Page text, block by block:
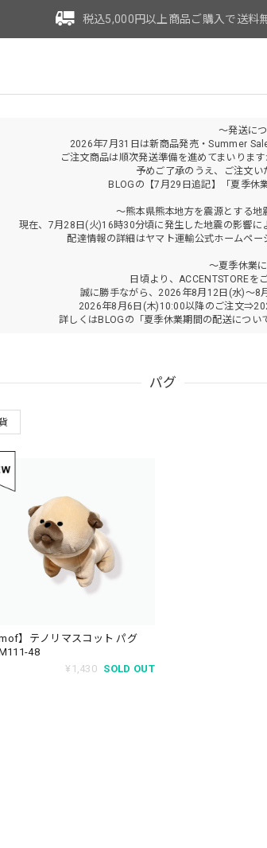
税込5,000円以上商品ご購入で送
～発送に
2026年7月31日は新商品発売・Summer
ご注文商品は順次発送準備を進めてまいりま
予めご了承のうえ、ご注文い
BLOGの【7月29日追記】「夏季休
～熊本県熊本地方を震源とする
現在、7月28日(火)16時30分頃に発生した地震の影響に
配達情報の詳細はヤマト運輸公式ホームペー
～夏季休業
日頃より、ACCENTSTOREを
誠に勝手ながら、2026年8月12日(水)～8
2026年8月6日(木)10:00以降のご注文
詳しくはBLOGの「夏季休業期間の配送につい
パグ
mof】テノリマスコット パグ
48
¥1,430 SOLD OUT